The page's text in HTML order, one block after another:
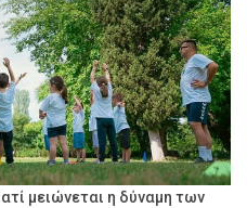
μειώνεται η δύναμη των